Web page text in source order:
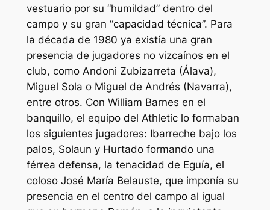
vestuario por su “humildad” dentro del
campo y su gran “capacidad técnica”. Para
la década de 1980 ya existía una gran
presencia de jugadores no vizcaínos en el
club, como Andoni Zubizarreta (Álava),
Miguel Sola o Miguel de Andrés (Navarra),
entre otros. Con William Barnes en el
banquillo, el equipo del Athletic lo formaban
los siguientes jugadores: Ibarreche bajo los
palos, Solaun y Hurtado formando una
férrea defensa, la tenacidad de Eguía, el
coloso José María Belauste, que imponía su
presencia en el centro del campo al igual